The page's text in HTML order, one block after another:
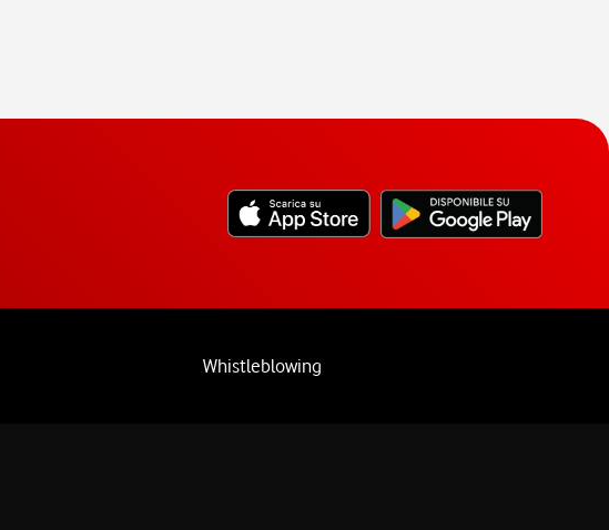
Whistleblowing